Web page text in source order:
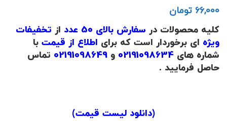
تومان
کلیه محصولات در سفارش بالای 50 عدد از تخفیفات
ویژه ای برخوردار است که برای اطلاع از قیمت با
شماره های
و 02191098649 تماس
حاصل فرمایید .
(دانلود لیست قیمت)